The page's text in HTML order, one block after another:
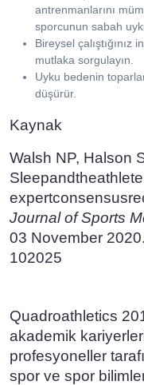
antrenmanlarını
sporcunun sabah
Bireysel çalıştığınız
mutlaka sorgulayın.
Uyku bedenin
düşürür.
Kaynak
Walsh NP, Halson
Journal of Sports
03 November
102025
Quadroathletics
akademik
profesyoneller
spor ve spor